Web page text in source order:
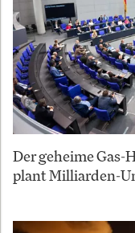
Der geheime
plant Milliarden-